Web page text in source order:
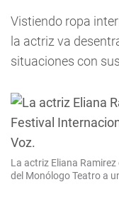
Vistiendo ropa
la actriz va
situaciones con
La actriz Eliana
del Monólogo Teatro a